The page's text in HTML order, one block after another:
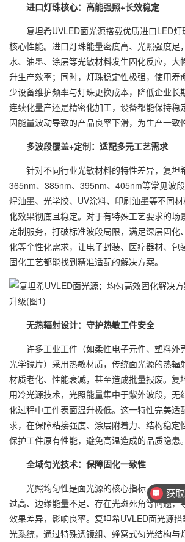
进口灯珠核心：高能强照+长效稳定
复坦希UVLED面光源搭载优质进口LED灯
核心性能。进口灯珠能量密度高、光照强度足
水、油墨、涂层等光敏材料发生固化反应，大
升生产效率；同时，灯珠稳定性极强，使用寿
少设备维护频率与灯珠更换成本，降低企业长
连续化量产还是精密化加工，设备都能保持稳
因能量波动导致的产品良率下滑，为生产一致
多波段覆盖+定制：适配多元工艺需求
针对不同行业光敏材料的特性差异，复坦
365nm、385nm、395nm、405nm等常见波
焊油墨、光学胶、UV涂料、印刷油墨等不同
化效果彻底且稳定。对于有特殊工艺要求的场
定制服务，打破标准波段局限，满足深层固化
化等个性化需求，让电子封装、医疗器材、包
固化工艺都能找到精准适配的解决方案。
无热辐射设计：守护热敏工件安全
许多工业工件（如柔性电子元件、塑料外
光学镜片）采用热敏材质，传统面光源的热辐
材质老化、性能衰减，甚至造成批量报废。复
用冷光源技术，光照能量集中于紫外波段，无
化过程中工件表面温升极低。这一特性完美适
求，在保障粘接强度、涂层附着力、结构稳定
保护工件原有性能，避免高温造成的品质隐患。
全域匀光技术：保障固化一致性
光照均匀性是面光源的核心指标，传统面
过高、边缘能量不足、存在光斑死角等问题，
效果差异，影响良率。复坦希UVLED面光源
光系统，通过特殊透镜组、蜂窝式匀光结构与